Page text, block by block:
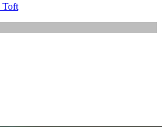
Toft